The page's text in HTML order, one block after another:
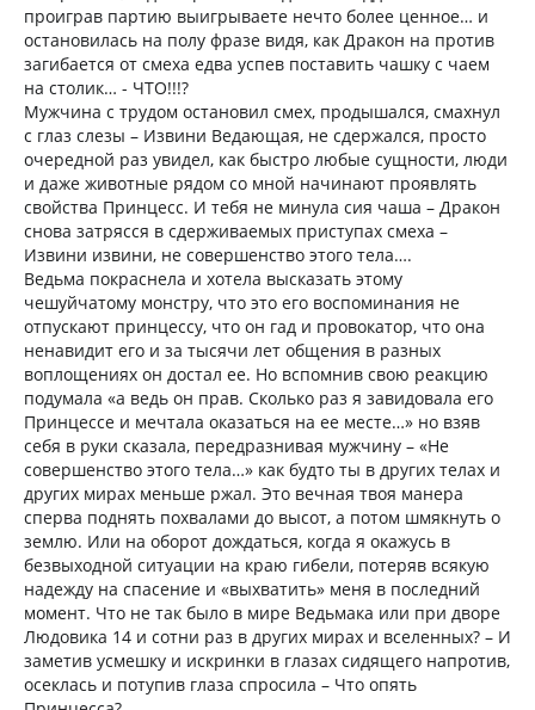
проиграв партию выигрываете нечто более ценное… и
остановилась на полу фразе видя, как Дракон на против
загибается от смеха едва успев поставить чашку с чаем
на столик… - ЧТО!!!?
Мужчина с трудом остановил смех, продышался, смахнул
с глаз слезы – Извини Ведающая, не сдержался, просто
очередной раз увидел, как быстро любые сущности, люди
и даже животные рядом со мной начинают проявлять
свойства Принцесс. И тебя не минула сия чаша – Дракон
снова затрясся в сдерживаемых приступах смеха –
Извини извини, не совершенство этого тела….
Ведьма покраснела и хотела высказать этому
чешуйчатому монстру, что это его воспоминания не
отпускают принцессу, что он гад и провокатор, что она
ненавидит его и за тысячи лет общения в разных
воплощениях он достал ее. Но вспомнив свою реакцию
подумала «а ведь он прав. Сколько раз я завидовала его
Принцессе и мечтала оказаться на ее месте…» но взяв
себя в руки сказала, передразнивая мужчину – «Не
совершенство этого тела…» как будто ты в других телах и
других мирах меньше ржал. Это вечная твоя манера
сперва поднять похвалами до высот, а потом шмякнуть о
землю. Или на оборот дождаться, когда я окажусь в
безвыходной ситуации на краю гибели, потеряв всякую
надежду на спасение и «выхватить» меня в последний
момент. Что не так было в мире Ведьмака или при дворе
Людовика 14 и сотни раз в других мирах и вселенных? – И
заметив усмешку и искринки в глазах сидящего напротив,
осеклась и потупив глаза спросила – Что опять